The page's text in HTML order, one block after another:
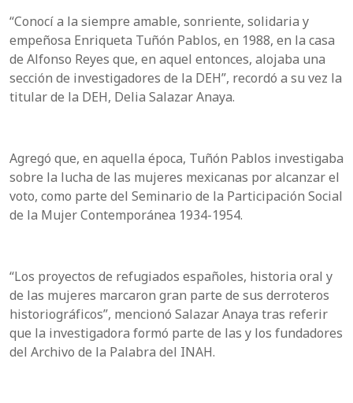
“Conocí a la siempre amable, sonriente, solidaria y
empeñosa Enriqueta Tuñón Pablos, en 1988, en la casa
de Alfonso Reyes que, en aquel entonces, alojaba una
sección de investigadores de la DEH”, recordó a su vez la
titular de la DEH, Delia Salazar Anaya.
Agregó que, en aquella época, Tuñón Pablos investigaba
sobre la lucha de las mujeres mexicanas por alcanzar el
voto, como parte del Seminario de la Participación Social
de la Mujer Contemporánea 1934-1954.
“Los proyectos de refugiados españoles, historia oral y
de las mujeres marcaron gran parte de sus derroteros
historiográficos”, mencionó Salazar Anaya tras referir
que la investigadora formó parte de las y los fundadores
del Archivo de la Palabra del INAH.